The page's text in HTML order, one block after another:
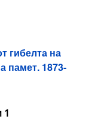
гибелта на
памет. 1873-
1